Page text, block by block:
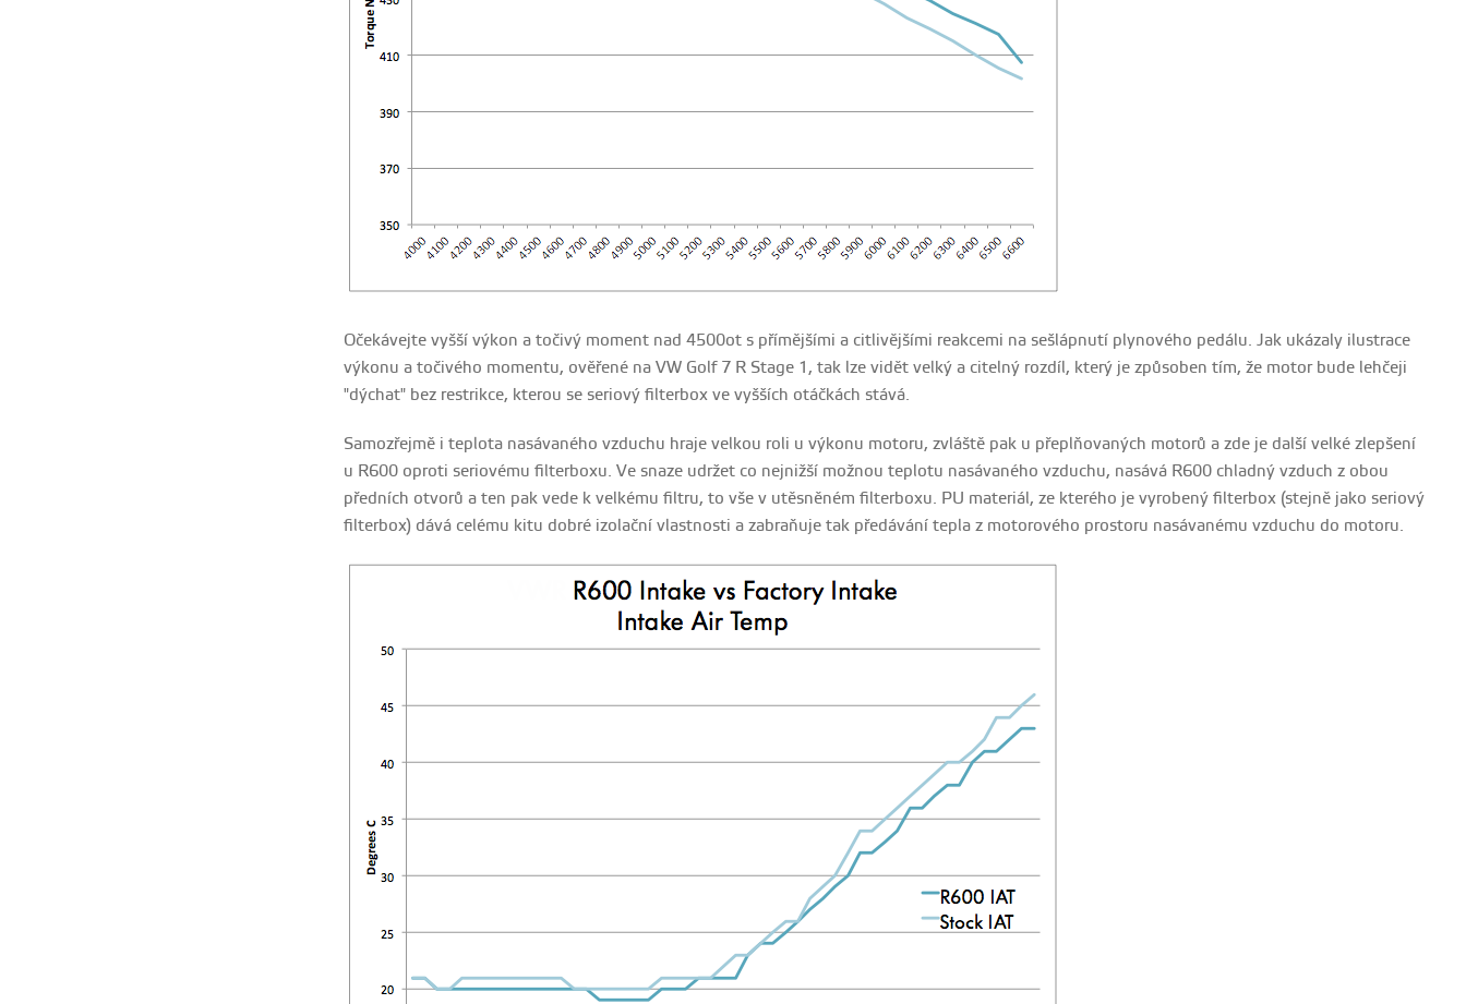
Očekávejte vyšší výkon a točivý moment nad 4500ot s přímějšími a citlivějšími reakcemi na sešlápnutí plynového pedálu. Jak ukázaly ilustrace
výkonu a točivého momentu, ověřené na VW Golf 7 R Stage 1, tak lze vidět velký a citelný rozdíl, který je způsoben tím, že motor bude lehčeji
"dýchat" bez restrikce, kterou se seriový filterbox ve vyšších otáčkách stává.
Samozřejmě i teplota nasávaného vzduchu hraje velkou roli u výkonu motoru, zvláště pak u přeplňovaných motorů a zde je další velké zlepšení
u R600 oproti seriovému filterboxu. Ve snaze udržet co nejnižší možnou teplotu nasávaného vzduchu, nasává R600 chladný vzduch z obou
předních otvorů a ten pak vede k velkému filtru, to vše v utěsněném filterboxu. PU materiál, ze kterého je vyrobený filterbox (stejně jako seriový
filterbox) dává celému kitu dobré izolační vlastnosti a zabraňuje tak předávání tepla z motorového prostoru nasávanému vzduchu do motoru.